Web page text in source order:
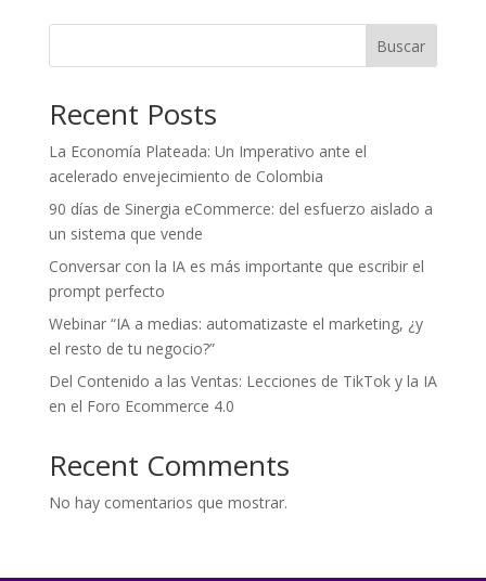
Buscar
Recent Posts
La Economía Plateada: Un Imperativo ante el
acelerado envejecimiento de Colombia
90 días de Sinergia eCommerce: del esfuerzo aislado a
un sistema que vende
Conversar con la IA es más importante que escribir el
prompt perfecto
Webinar “IA a medias: automatizaste el marketing, ¿y
el resto de tu negocio?”
Del Contenido a las Ventas: Lecciones de TikTok y la IA
en el Foro Ecommerce 4.0
Recent Comments
No hay comentarios que mostrar.